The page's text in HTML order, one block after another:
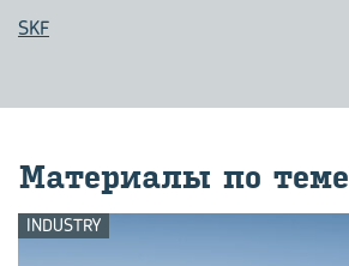
SKF
Ма­те­ри­а­лы по теме
INDUSTRY